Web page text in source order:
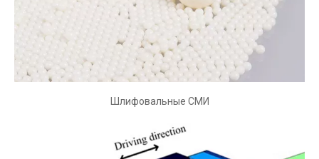
Шлифовальные СМИ
Шлифовальные СМИ